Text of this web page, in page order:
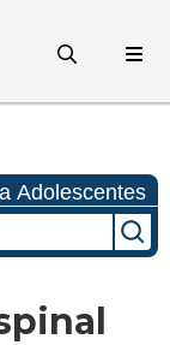
Adolescentes